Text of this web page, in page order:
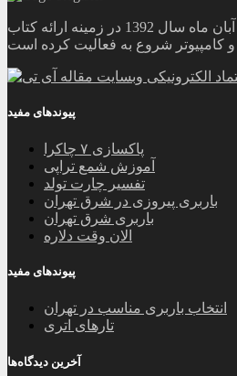
وبسایت مقاله آی تی از آبان ماه سال 1392 در زمینه ارائه کتاب
پیوندهای مفید
پاکسازی ۷ چاکرا
آموزش شمع تراپی
تفسیر چارت تولد
باربری پیروزی در شرق تهران
باربری شرق تهران
الان وقت دلاره
پیوندهای مفید
انتخاب باربری مناسب در تهران
تارهای اتری
آخرین دیدگاه‌ها